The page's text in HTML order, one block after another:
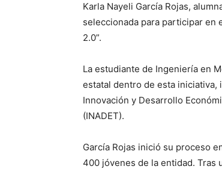
Karla Nayeli García Rojas,
seleccionada para participar en
2.0”.
La estudiante de Ingeniería en
estatal dentro de esta iniciativa,
Innovación y Desarrollo
(INADET).
García Rojas inició su proceso
400 jóvenes de la entidad. Tras